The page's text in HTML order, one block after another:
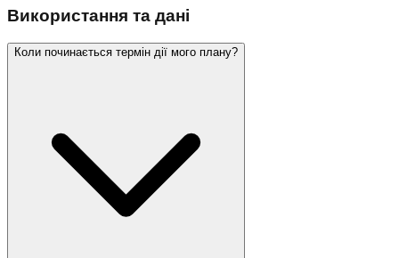
Використання та дані
Коли починається термін дії мого плану?